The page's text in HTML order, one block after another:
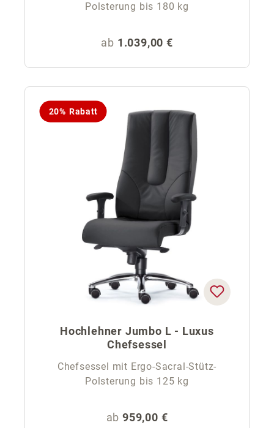
Polsterung bis 180 kg
Regulärer Preis:
ab 1.039,00 €
20% Rabatt
Hochlehner Jumbo L - Luxus
Chefsessel
Chefsessel mit Ergo-Sacral-Stütz-
Polsterung bis 125 kg
Regulärer Preis:
ab 959,00 €